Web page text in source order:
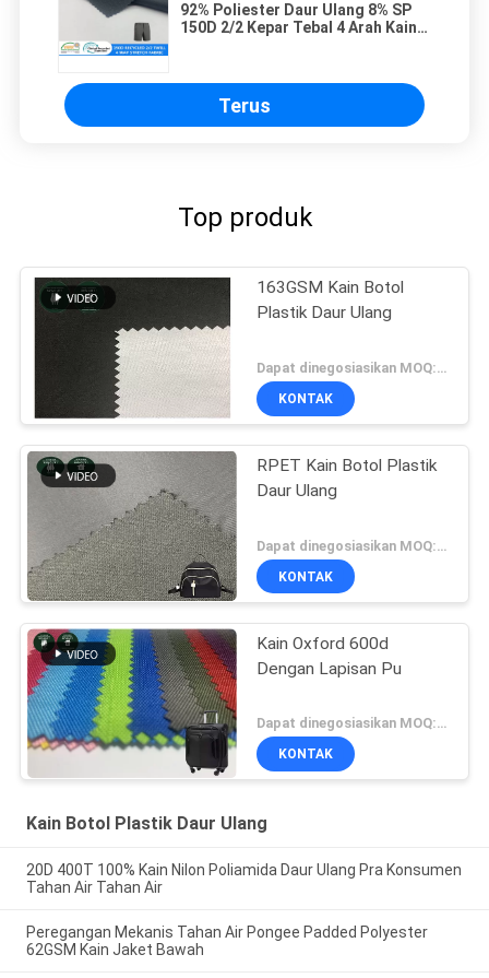
92% Poliester Daur Ulang 8% SP
150D 2/2 Kepar Tebal 4 Arah Kain
Terus
Top produk
163GSM Kain Botol
Plastik Daur Ulang
Dapat dinegosiasikan MOQ:Negosiasi
KONTAK
RPET Kain Botol Plastik
Daur Ulang
Dapat dinegosiasikan MOQ:Negosiasi
KONTAK
Kain Oxford 600d
Dengan Lapisan Pu
Dapat dinegosiasikan MOQ:Perundingan
KONTAK
Kain Botol Plastik Daur Ulang
20D 400T 100% Kain Nilon Poliamida Daur Ulang Pra Konsumen
Tahan Air Tahan Air
Peregangan Mekanis Tahan Air Pongee Padded Polyester
62GSM Kain Jaket Bawah